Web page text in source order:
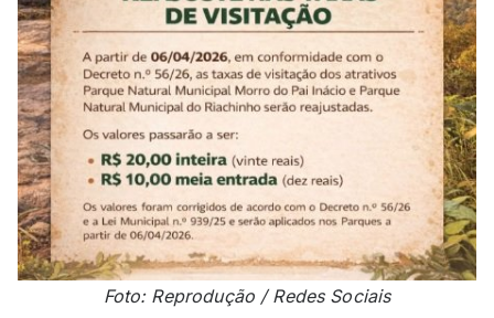
Foto: Reprodução / Redes Sociais